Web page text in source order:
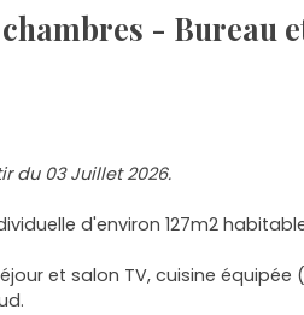
- Bureau
du 03 Juillet 2026.
d'environ 127m2
et salon TV, cuisine équipée